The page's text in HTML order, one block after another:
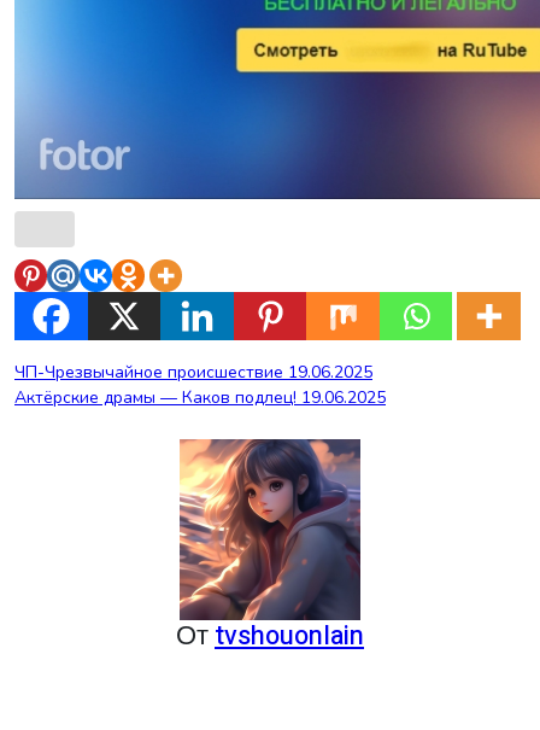
Навигация
по
ЧП-Чрезвычайное происшествие 19.06.2025
Актёрские драмы — Каков подлец! 19.06.2025
Отtvshouonlain